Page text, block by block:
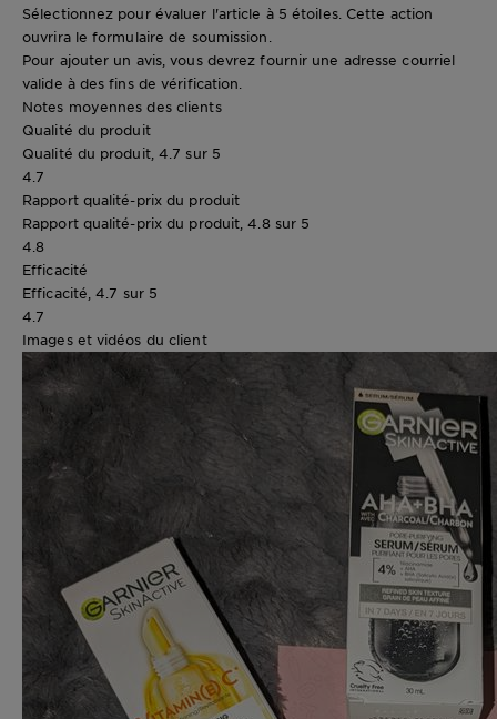
Sélectionnez pour évaluer l'article à 5 étoiles. Cette action
ouvrira le formulaire de soumission.
Pour ajouter un avis, vous devrez fournir une adresse courriel
valide à des fins de vérification.
Notes moyennes des clients
Qualité du produit
Qualité du produit, 4.7 sur 5
4.7
Rapport qualité-prix du produit
Rapport qualité-prix du produit, 4.8 sur 5
4.8
Efficacité
Efficacité, 4.7 sur 5
4.7
Images et vidéos du client